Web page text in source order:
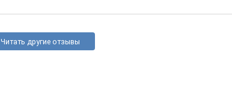
Читать другие отзывы